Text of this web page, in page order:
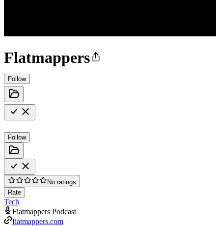
Flatmappers
Follow
Follow
No ratings
Rate
Tech
Flatmappers Podcast
flatmappers.com